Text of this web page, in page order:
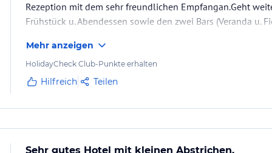
Rezeption mit dem sehr freundlichen Empfangan.Geht
Frühstück u. Abendessen sowie den zwei Bars (Veranda u.
Mehr anzeigen
HolidayCheck Club-Punkte erhalten
Hilfreich Teilen
Sehr gutes Hotel mit kleinen Abstrichen.